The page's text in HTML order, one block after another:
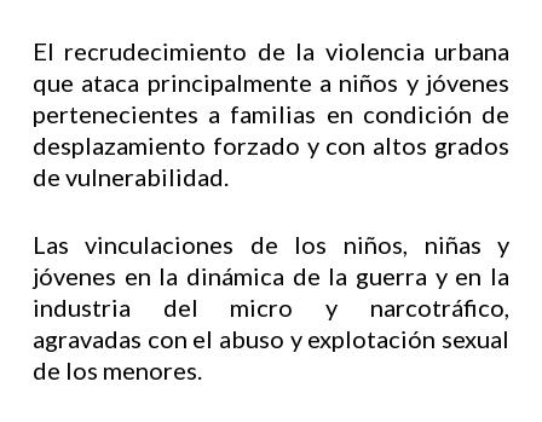
El recrudecimiento de la violencia urbana
que ataca principalmente a niños y jóvenes
pertenecientes a familias en condición de
desplazamiento forzado y con altos grados
de vulnerabilidad.
Las vinculaciones de los niños, niñas y
jóvenes en la dinámica de la guerra y en la
industria del micro y narcotráfico,
agravadas con el abuso y explotación sexual
de los menores.